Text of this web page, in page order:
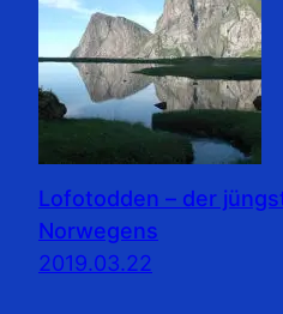
Lofotodden – der
Norwegens
2019.03.22